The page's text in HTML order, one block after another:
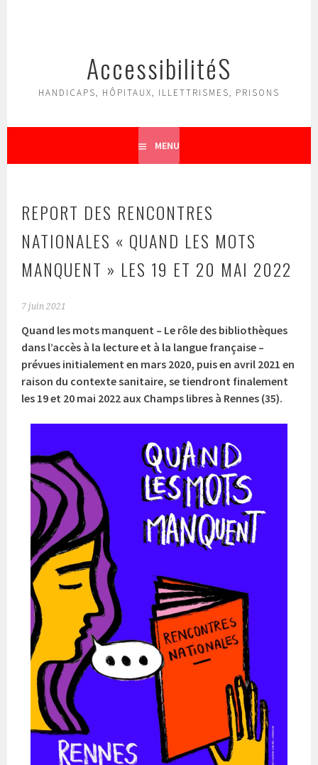
AccessibilitéS
HANDICAPS, HÔPITAUX, ILLETTRISMES, PRISONS
MENU
REPORT DES RENCONTRES
NATIONALES « QUAND LES MOTS
MANQUENT » LES 19 ET 20 MAI 2022
7 juin 2021
Quand les mots manquent – Le rôle des bibliothèques
dans l’accès à la lecture et à la langue française –
prévues initialement en mars 2020, puis en avril 2021 en
raison du contexte sanitaire, se tiendront finalement
les 19 et 20 mai 2022 aux Champs libres à Rennes (35).